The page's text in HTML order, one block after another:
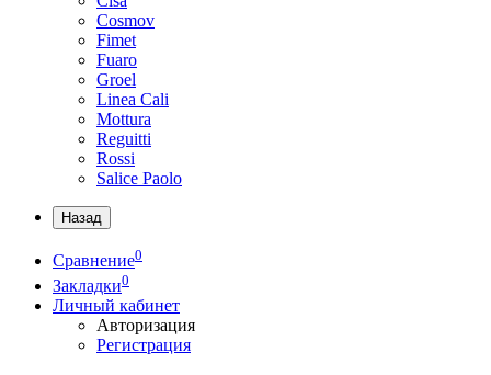
Cosmov
Fimet
Fuaro
Groel
Linea Cali
Mottura
Reguitti
Rossi
Salice Paolo
Назад
Сравнение0
Закладки0
Личный кабинет
Авторизация
Регистрация